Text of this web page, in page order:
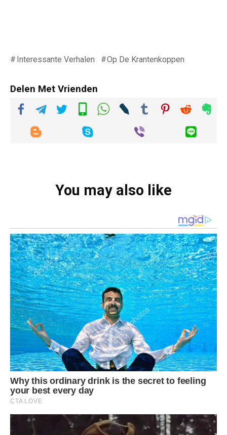
Interessante Verhalen Op De Krantenkoppen
Delen Met Vrienden
You may also like